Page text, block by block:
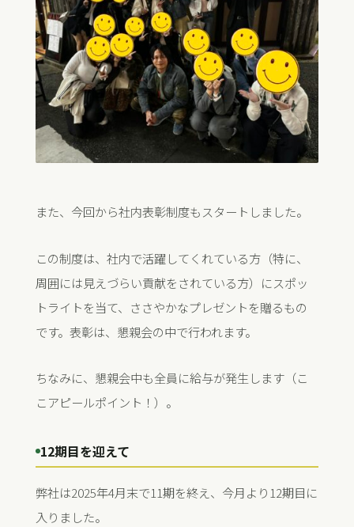
また、今回から社内表彰制度もスタートしました。
この制度は、社内で活躍してくれている方（特に、
周囲には見えづらい貢献をされている方）にスポッ
トライトを当て、ささやかなプレゼントを贈るもの
です。表彰は、懇親会の中で行われます。
ちなみに、懇親会中も全員に給与が発生します（こ
こアピールポイント！）。
12期目を迎えて
弊社は2025年4月末で11期を終え、今月より12期目に
入りました。